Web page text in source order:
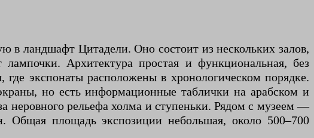
в ландшафт Цитадели. Оно состоит из нескольких залов,
Архитектура простая и функциональная, без
где экспонаты расположены в хронологическом порядке.
но есть информационные таблички на арабском и
неровного рельефа холма и ступеньки. Рядом с музеем —
площадь экспозиции небольшая, около 500–700